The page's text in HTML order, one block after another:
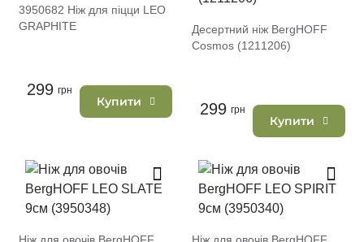
3950682 Ніж для піцци LEO
GRAPHITE
299 грн
Купити
Десертний ніж BergHOFF
Cosmos (1211206)
299 грн
Купити